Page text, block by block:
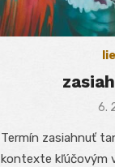
6.
Termín zasiahnuť
kontexte kľúčovým